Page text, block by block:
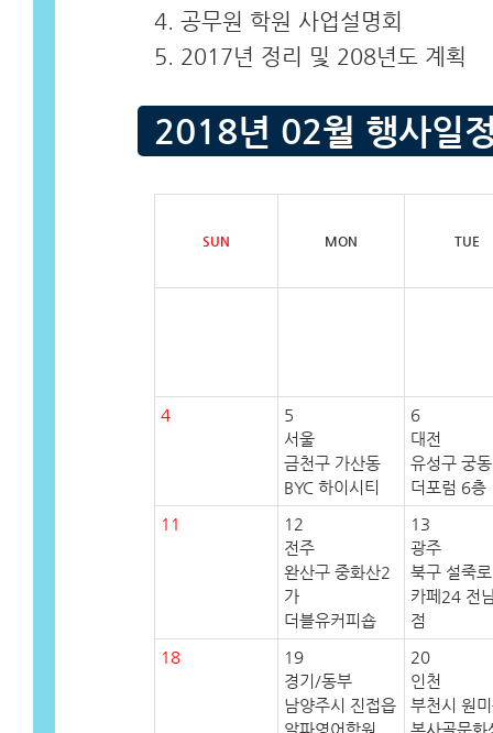
4. 공무원 학원 사업설명회
5. 2017년 정리 및 208년도 계획
2018년 02월 행사일
SUN MON TUE
4
5
서울
금천구 가산동
BYC 하이시티
6
대전
유성구 궁동
더포럼 6층
11
12
전주
완산구 중화산2
가
더블유커피숍
13
광주
북구 설죽로
카페24 전
점
18
19
경기/동부
남양주시 진접읍
알파영어학원
20
인천
부천시 원
복사골문화